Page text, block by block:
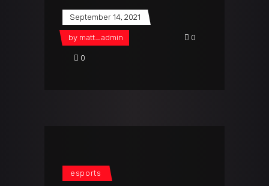
September 14, 2021
by matt_admin 0
0
esports